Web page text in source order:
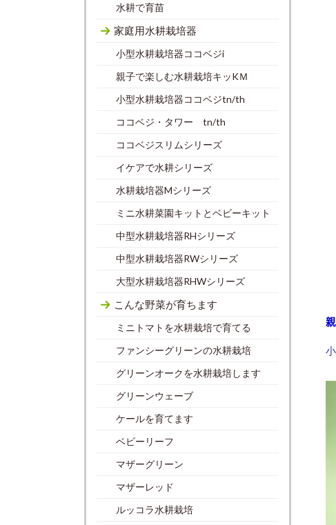
水耕で育苗
家庭用水耕栽培器
小型水耕栽培器ココベジi
親子で楽しむ水耕栽培キッKＭ
小型水耕栽培器ココベジtn/th
ココベジ・タワー tn/th
ココベジスリムシリーズ
イケアで水耕シリーズ
水耕栽培器Mシリーズ
ミニ水耕菜園キットとベビーキット
中型水耕栽培器RHシリーズ
中型水耕栽培器RWシリーズ
大型水耕栽培器RHWシリーズ
こんな野菜が育ちます
ミニトマトを水耕栽培で育てる
ファンシーグリーンの水耕栽培
グリーンオークを水耕栽培します
グリーンウェーブ
ケールを育てます
ベビーリーフ
マザーグリーン
マザーレッド
ルッコラ水耕栽培